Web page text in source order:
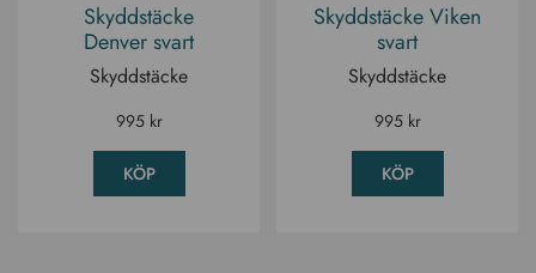
Skyddstäcke
Denver svart
Skyddstäcke
995 kr
KÖP
Skyddstäcke Viken
svart
Skyddstäcke
995 kr
KÖP